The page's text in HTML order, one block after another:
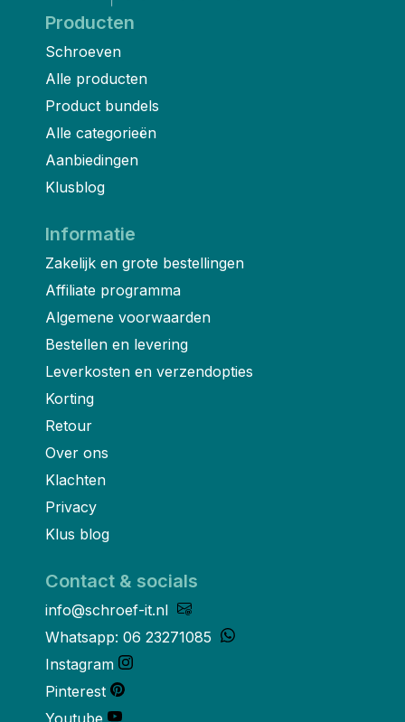
Producten
Schroeven
Alle producten
Product bundels
Alle categorieën
Aanbiedingen
Klusblog
Informatie
Zakelijk en grote bestellingen
Affiliate programma
Algemene voorwaarden
Bestellen en levering
Leverkosten en verzendopties
Korting
Retour
Over ons
Klachten
Privacy
Klus blog
Contact & socials
info@schroef-it.nl
Whatsapp: 06 23271085
Instagram
Pinterest